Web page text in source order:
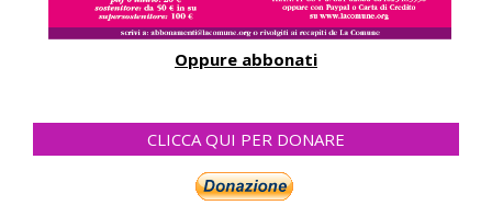
Oppure abbonati
CLICCA QUI PER DONARE